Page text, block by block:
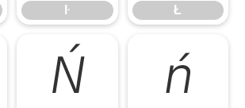
ŀ Ł
Ń ń